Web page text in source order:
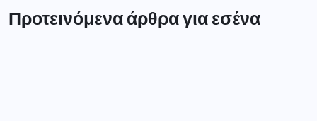
Προτεινόμενα άρθρα για εσένα